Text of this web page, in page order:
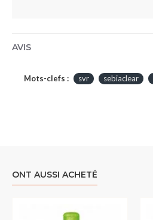
AVIS
Mots-clefs : svr sebiaclear
ONT AUSSI ACHETÉ